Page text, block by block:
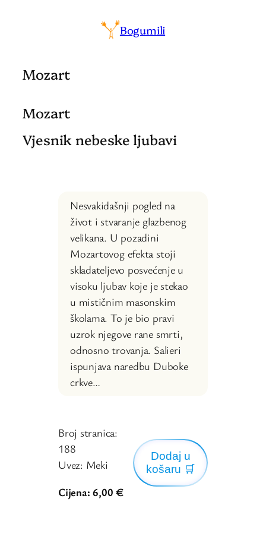
Bogumili
Mozart
Mozart
Vjesnik nebeske ljubavi
Nesvakidašnji pogled na
život i stvaranje glazbenog
velikana. U pozadini
Mozartovog efekta stoji
skladateljevo posvećenje u
visoku ljubav koje je stekao
u mističnim masonskim
školama. To je bio pravi
uzrok njegove rane smrti,
odnosno trovanja. Salieri
ispunjava naredbu Duboke
crkve…
Broj stranica:
188
Uvez: Meki
Cijena: 6,00 €
Dodaj u
košaru 🛒